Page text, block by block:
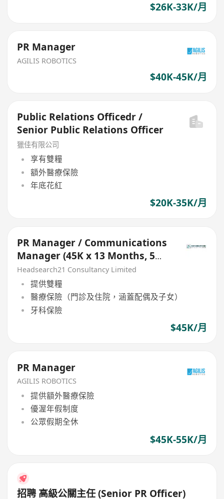
$26K-33K/月
PR Manager
AGILIS ROBOTICS
$40K-45K/月
Public Relations Officedr /
Senior Public Relations Officer
獵佳有限公司
享有雙糧
額外醫療保險
年底花紅
$20K-35K/月
PR Manager / Communications
Manager (45K x 13 Months, 5
days, Central, NGO))
Headsearch21 Consultancy Limited
提供雙糧
醫療保險（門診及住院，涵蓋配偶及子女）
牙科保險
$45K/月
PR Manager
AGILIS ROBOTICS
提供額外醫療保險
優渥年假制度
公眾假期全休
$45K-55K/月
招聘 高級公關主任 (Senior PR Officer)